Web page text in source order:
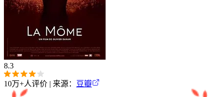
8.3
10万+人评价 | 来源： 豆瓣